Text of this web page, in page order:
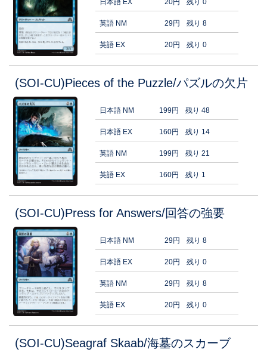
日本語 EX 20円 残り 0
英語 NM 29円 残り 8
英語 EX 20円 残り 0
(SOI-CU)Pieces of the Puzzle/パズルの欠片
日本語 NM 199円 残り 48
日本語 EX 160円 残り 14
英語 NM 199円 残り 21
英語 EX 160円 残り 1
(SOI-CU)Press for Answers/回答の強要
日本語 NM 29円 残り 8
日本語 EX 20円 残り 0
英語 NM 29円 残り 8
英語 EX 20円 残り 0
(SOI-CU)Seagraf Skaab/海墓のスカーブ